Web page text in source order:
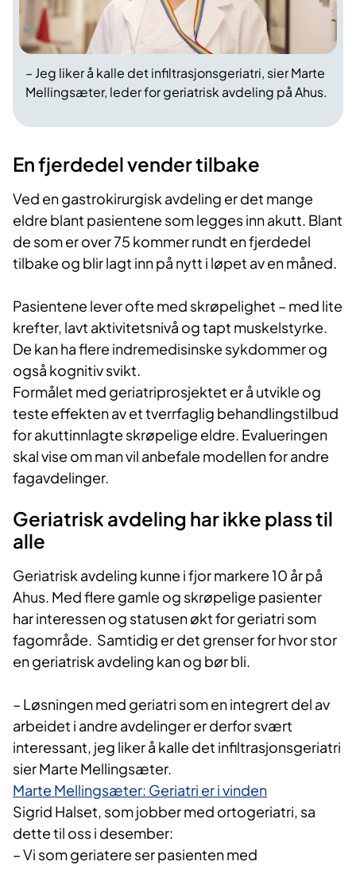
– Jeg liker å kalle det infiltrasjonsgeriatri, sier Marte
Mellingsæter, leder for geriatrisk avdeling på Ahus.
En fjerdedel vender tilbake
Ved en gastrokirurgisk avdeling er det mange
eldre blant pasientene som legges inn akutt. Blant
de som er over 75 kommer rundt en fjerdedel
tilbake og blir lagt inn på nytt i løpet av en måned.
Pasientene lever ofte med skrøpelighet – med lite
krefter, lavt aktivitetsnivå og tapt muskelstyrke.
De kan ha flere indremedisinske sykdommer og
også kognitiv svikt.
Formålet med geriatriprosjektet er å utvikle og
teste effekten av et tverrfaglig behandlingstilbud
for akuttinnlagte skrøpelige eldre. Evalueringen
skal vise om man vil anbefale modellen for andre
fagavdelinger.
Geriatrisk avdeling har ikke plass til
alle
Geriatrisk avdeling kunne i fjor markere 10 år på
Ahus. Med flere gamle og skrøpelige pasienter
har interessen og statusen økt for geriatri som
fagområde. Samtidig er det grenser for hvor stor
en geriatrisk avdeling kan og bør bli.
– Løsningen med geriatri som en integrert del av
arbeidet i andre avdelinger er derfor svært
interessant, jeg liker å kalle det infiltrasjonsgeriatri
sier Marte Mellingsæter.
Marte Mellingsæter: Geriatri er i vinden
Sigrid Halset, som jobber med ortogeriatri, sa
dette til oss i desember:
– Vi som geriatere ser pasienten med